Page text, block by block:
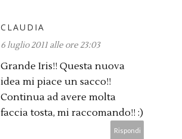
CLAUDIA
6 luglio 2011 alle ore 23:03
Grande Iris!! Questa nuova
idea mi piace un sacco!!
Continua ad avere molta
faccia tosta, mi raccomando!! :)
Rispondi